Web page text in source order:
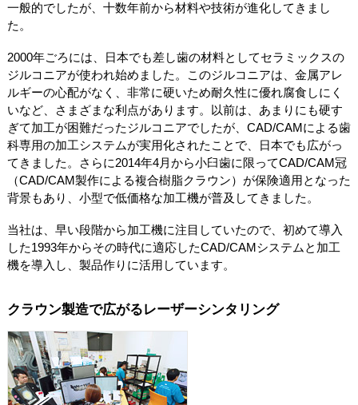
一般的でしたが、十数年前から材料や技術が進化してきまし
た。
2000年ごろには、日本でも差し歯の材料としてセラミックスの
ジルコニアが使われ始めました。このジルコニアは、金属アレ
ルギーの心配がなく、非常に硬いため耐久性に優れ腐食しにく
いなど、さまざまな利点があります。以前は、あまりにも硬す
ぎて加工が困難だったジルコニアでしたが、CAD/CAMによる歯
科専用の加工システムが実用化されたことで、日本でも広がっ
てきました。さらに2014年4月から小臼歯に限ってCAD/CAM冠
（CAD/CAM製作による複合樹脂クラウン）が保険適用となった
背景もあり、小型で低価格な加工機が普及してきました。
当社は、早い段階から加工機に注目していたので、初めて導入
した1993年からその時代に適応したCAD/CAMシステムと加工
機を導入し、製品作りに活用しています。
クラウン製造で広がるレーザーシンタリング